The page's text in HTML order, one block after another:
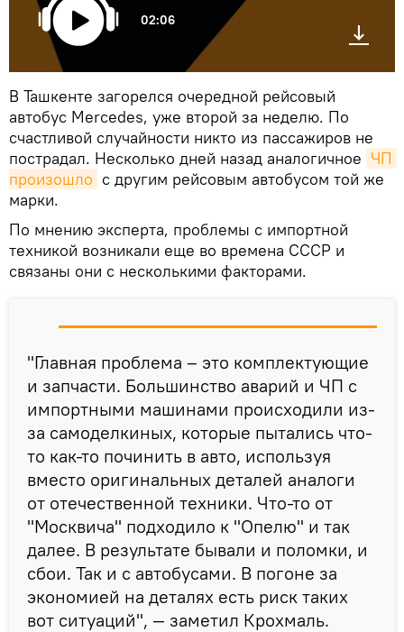
02:06
В Ташкенте загорелся очередной рейсовый
автобус Mercedes, уже второй за неделю. По
счастливой случайности никто из пассажиров не
пострадал. Несколько дней назад аналогичное ЧП
произошло с другим рейсовым автобусом той же
марки.
По мнению эксперта, проблемы с импортной
техникой возникали еще во времена СССР и
связаны они с несколькими факторами.
"Главная проблема – это комплектующие
и запчасти. Большинство аварий и ЧП с
импортными машинами происходили из-
за самоделкиных, которые пытались что-
то как-то починить в авто, используя
вместо оригинальных деталей аналоги
от отечественной техники. Что-то от
"Москвича" подходило к "Опелю" и так
далее. В результате бывали и поломки, и
сбои. Так и с автобусами. В погоне за
экономией на деталях есть риск таких
вот ситуаций", — заметил Крохмаль.